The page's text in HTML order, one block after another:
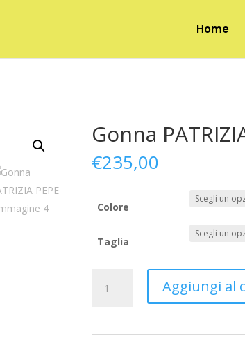
Home
Gonna
€235,00
Colore
Taglia
PATRIZIA
Aggiungi al